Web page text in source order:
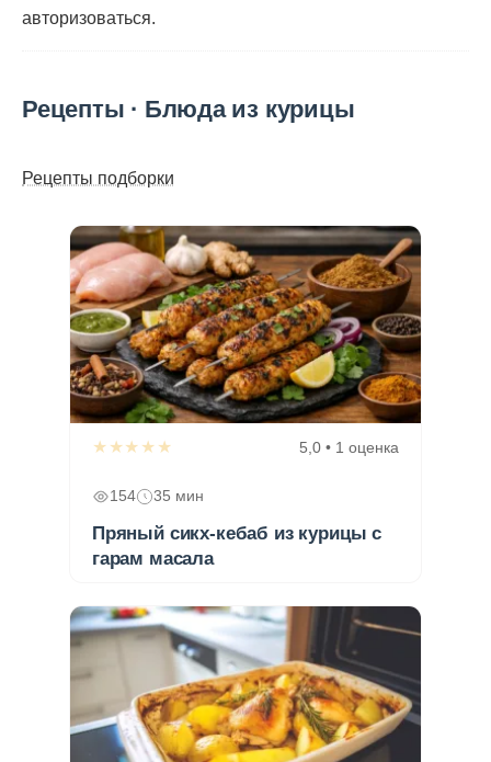
авторизоваться.
Рецепты · Блюда из курицы
Рецепты подборки
★★★★★ 5,0 • 1 оценка
154 35 мин
Пряный сикх-кебаб из курицы с
гарам масала